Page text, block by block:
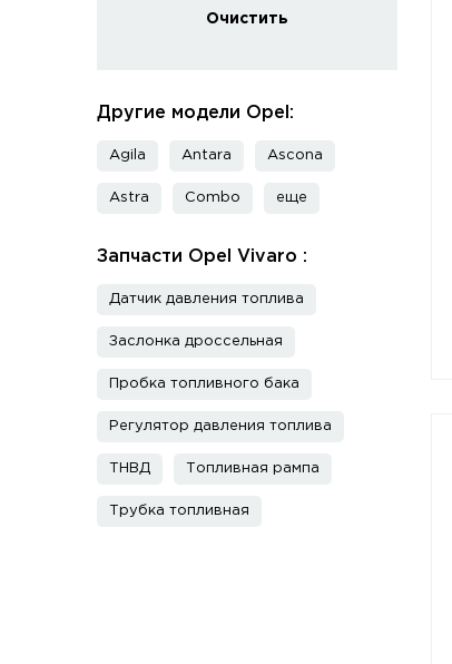
Очистить
Другие модели Opel:
Agila Antara Ascona
Astra Combo еще
Запчасти Opel Vivaro :
Датчик давления топлива
Заслонка дроссельная
Пробка топливного бака
Регулятор давления топлива
ТНВД Топливная рампа
Трубка топливная